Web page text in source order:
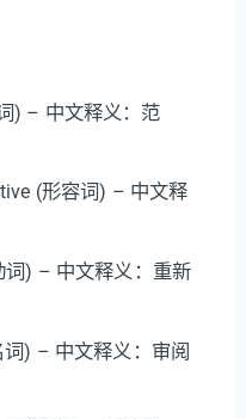
) – 中文释义：范
(形容词) – 中文释
词) – 中文释义：重新
) – 中文释义：审阅